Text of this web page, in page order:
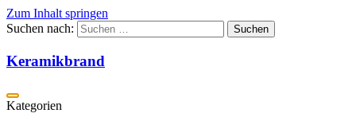
Zum Inhalt springen
Suchen nach:
Keramikbrand